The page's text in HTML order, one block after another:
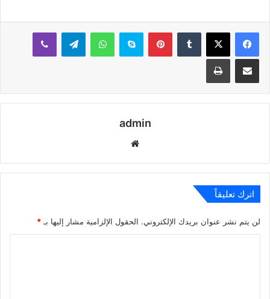
بينتيريستسكايب واتساب تيلقرام ڤايبر
مشاركة عبر البريد طباعة
admin
اترك تعليقاً
لن يتم نشر عنوان بريدك الإلكتروني. الحقول الإلزامية مشار إليها بـ *